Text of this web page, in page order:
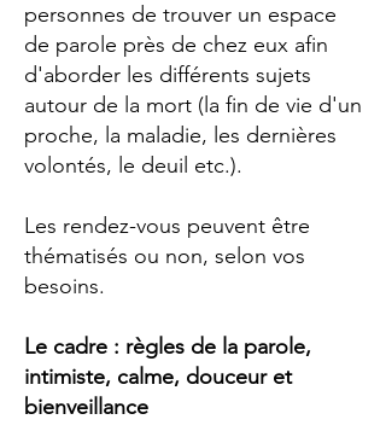
personnes de trouver un espace
de parole près de chez eux afin
d'aborder les différents sujets
autour de la mort (la fin de vie d'un
proche, la maladie, les dernières
volontés, le deuil etc.).
Les rendez-vous peuvent être
thématisés ou non, selon vos
besoins.
Le cadre : règles de la parole,
intimiste, calme, douceur et
bienveillance